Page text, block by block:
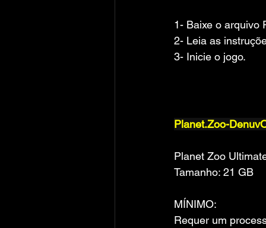
1- Baixe o arquivo
2- Leia as
3- Inicie o jogo.
Planet.Zoo-
Planet Zoo
Tamanho: 21 GB
MÍNIMO:
Requer um